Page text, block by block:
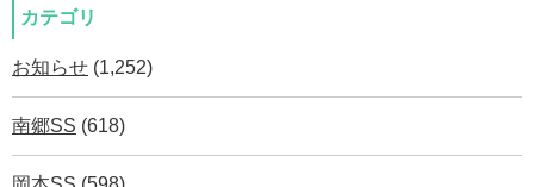
カテゴリ
お知らせ (1,252)
南郷SS (618)